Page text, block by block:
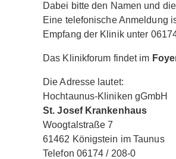
Dabei bitte den Namen und
Eine telefonische Anmeldung
Empfang der Klinik unter
Das Klinikforum findet im
Die Adresse lautet:
Hochtaunus-Kliniken gGmbH
St. Josef Krankenhaus
Woogtalstraße 7
61462 Königstein im Taunus
Telefon 06174 / 208-0